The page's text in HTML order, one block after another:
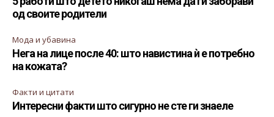
од своите родители
Мода и убавина
Нега на лице после 40: што навистина ѝ е потребно
на кожата?
Факти и цитати
Интересни факти што сигурно не сте ги знаеле